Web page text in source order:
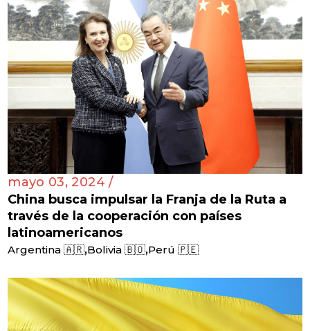
mayo 03, 2024 /
China busca impulsar la Franja de la Ruta a
través de la cooperación con países
latinoamericanos
Argentina 🇦🇷,Bolivia 🇧🇴,Perú 🇵🇪